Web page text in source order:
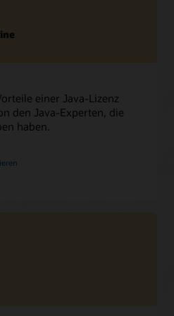
einer Java-Lizenz
den Java-Experten, die
haben.